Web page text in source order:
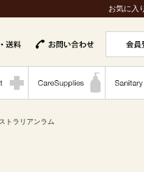
お気に入
トラリアンラム